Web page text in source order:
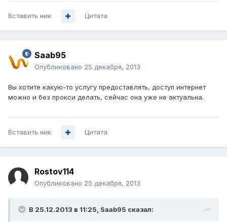
Вставить ник Цитата
Saab95
Опубликовано 25 декабря, 2013
Вы хотите какую-то услугу предоставлять, доступ интернет
можно и без прокси делать, сейчас она уже не актуальна.
Вставить ник Цитата
Rostov114
Опубликовано 25 декабря, 2013
В 25.12.2013 в 11:25, Saab95 сказал: